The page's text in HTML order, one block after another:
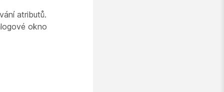
atributů.
okno